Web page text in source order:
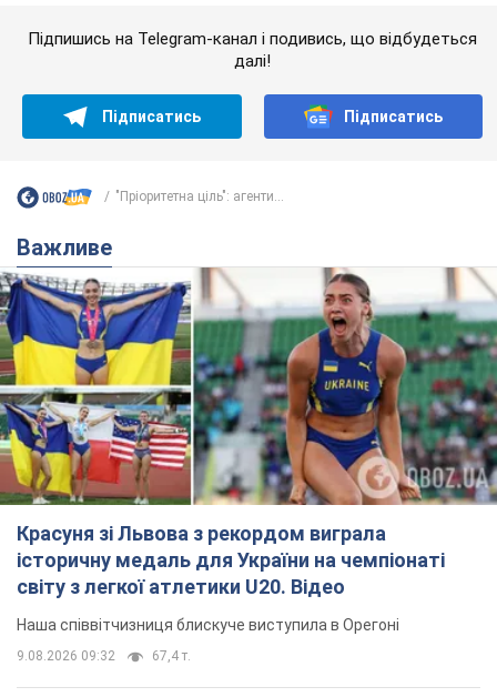
історичну медаль для України на чемпіонаті
Наша співвітчизниця блискуче виступила в Орегоні
9.08.2026 09:32 67,4 т.
Брітні Спірс зізналася в уколах краси
і показала наслідки невдалої
косметології: ходила так майже
місяць
Помітний наслідок процедури зберігався
близько чотирьох тижнів
9.08.2026 13:19 3,5 т.
У 16–17 років могла цілий день не
їсти: українська модель Христина
Пономар розповіла про страшний бік
модельної кар’єри
Модель зізналася, які гонорари отримують її